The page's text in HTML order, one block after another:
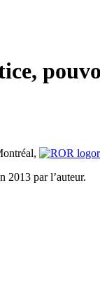
2013 par l’auteur.